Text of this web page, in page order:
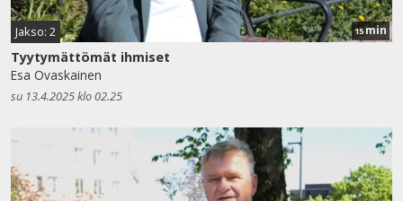
Jakso: 2 15min
Tyytymättömät ihmiset
Esa Ovaskainen
su 13.4.2025 klo 02.25